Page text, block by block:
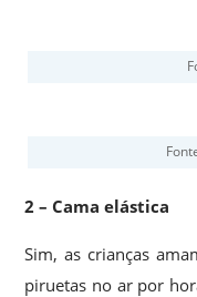
2 – Cama elástica
Sim, as crianças
piruetas no ar por